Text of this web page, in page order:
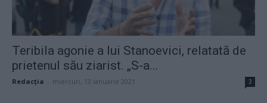
Teribila agonie a lui Stanoevici, relatată de
prietenul său ziarist. „S-a...
Redacţia miercuri, 13 ianuarie 2021 3